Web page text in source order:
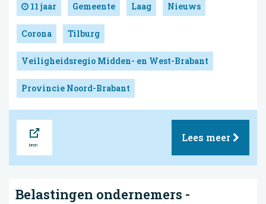
11 jaar Gemeente Laag Nieuws
Corona Tilburg
Veiligheidsregio Midden- en West-Brabant
Provincie Noord-Brabant
Lees meer
Belastingen ondernemers -